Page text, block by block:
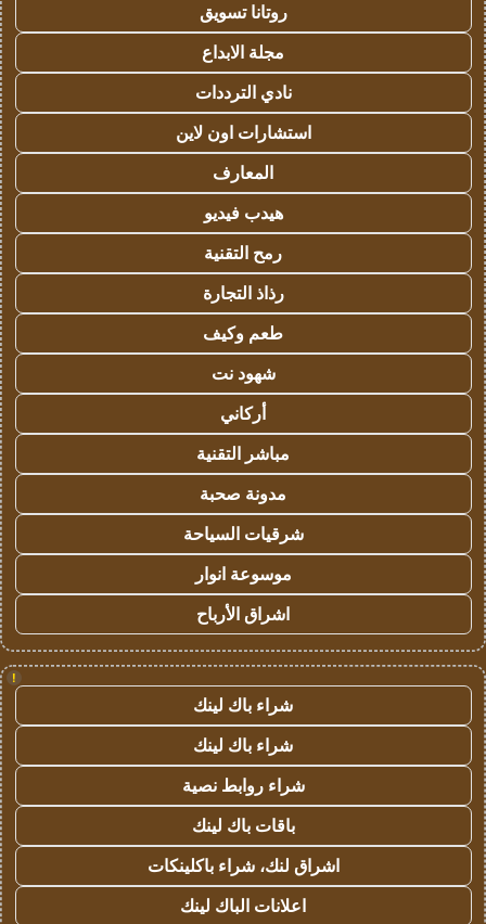
روتانا تسويق
مجلة الابداع
نادي الترددات
استشارات اون لاين
المعارف
هيدب فيديو
رمح التقنية
رذاذ التجارة
طعم وكيف
شهود نت
أركاني
مباشر التقنية
مدونة صحبة
شرقيات السياحة
موسوعة انوار
اشراق الأرباح
!
شراء باك لينك
شراء باك لينك
شراء روابط نصية
باقات باك لينك
اشراق لنك، شراء باكلينكات
اعلانات الباك لينك